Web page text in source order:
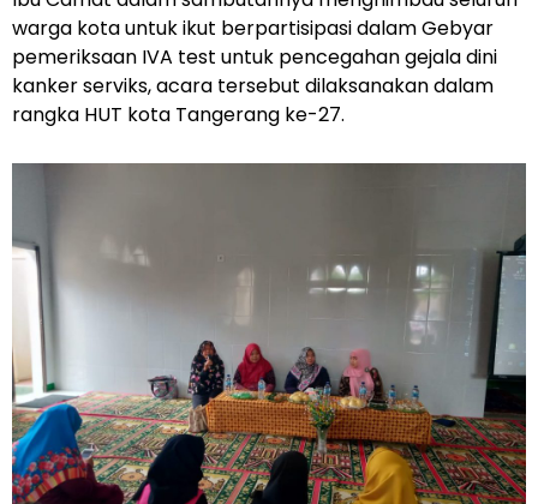
warga kota untuk ikut berpartisipasi dalam Gebyar
pemeriksaan IVA test untuk pencegahan gejala dini
kanker serviks, acara tersebut dilaksanakan dalam
rangka HUT kota Tangerang ke-27.